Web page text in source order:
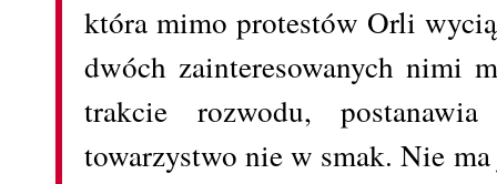
która mimo protestów Orli
dwóch zainteresowanych nimi
trakcie rozwodu,
towarzystwo nie w smak. Nie